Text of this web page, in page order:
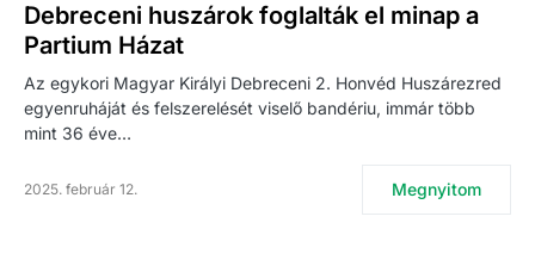
Debreceni huszárok foglalták el minap a
Partium Házat
Az egykori Magyar Királyi Debreceni 2. Honvéd Huszárezred
egyenruháját és felszerelését viselő bandériu, immár több
mint 36 éve…
2025. február 12. Megnyitom